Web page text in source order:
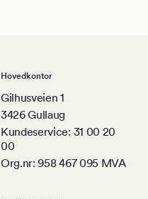
Hovedkontor
Gilhusveien 1
3426 Gullaug
Kundeservice: 31 00 20
00
Org.nr: 958 467 095 MVA